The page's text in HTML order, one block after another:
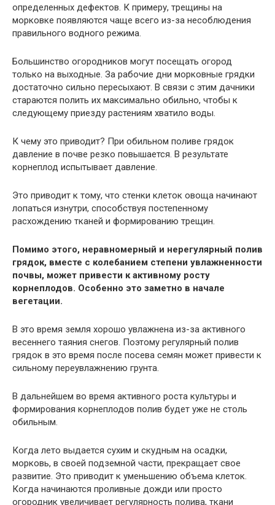
определенных дефектов. К примеру, трещины на
морковке появляются чаще всего из-за несоблюдения
правильного водного режима.
Большинство огородников могут посещать огород
только на выходные. За рабочие дни морковные грядки
достаточно сильно пересыхают. В связи с этим дачники
стараются полить их максимально обильно, чтобы к
следующему приезду растениям хватило воды.
К чему это приводит? При обильном поливе грядок
давление в почве резко повышается. В результате
корнеплод испытывает давление.
Это приводит к тому, что стенки клеток овоща начинают
лопаться изнутри, способствуя постепенному
расхождению тканей и формированию трещин.
Помимо этого, неравномерный и нерегулярный полив
грядок, вместе с колебанием степени увлажненности
почвы, может привести к активному росту
корнеплодов. Особенно это заметно в начале
вегетации.
В это время земля хорошо увлажнена из-за активного
весеннего таяния снегов. Поэтому регулярный полив
грядок в это время после посева семян может привести к
сильному переувлажнению грунта.
В дальнейшем во время активного роста культуры и
формирования корнеплодов полив будет уже не столь
обильным.
Когда лето выдается сухим и скудным на осадки,
морковь, в своей подземной части, прекращает свое
развитие. Это приводит к уменьшению объема клеток.
Когда начинаются проливные дожди или просто
огородник увеличивает регулярность полива, ткани